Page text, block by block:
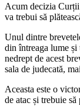
Acum decizia Curții
va trebui să
Unul dintre
din întreaga lume
nedrept de acest
sala de judecată,
Aceasta este o
de atac și trebuie